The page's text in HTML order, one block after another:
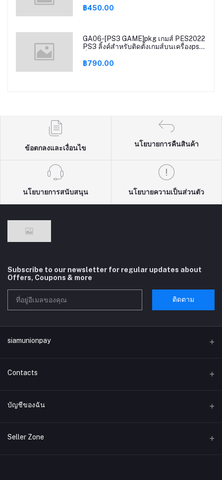
PS3 GAME
฿450.00
GA06-[PS3 GAME]pkg เกมส์ PES2022
PS3 ลิ้งค์สำหรับติดตั้งเกมส์บนเครื่องps3
Hen
฿790.00
ข้อตกลงและเงื่อนไข
นโยบายการคืนสินค้า
นโยบายการสนับสนุน นโยบายความเป็นส่วนตัว
Subscribe to our newsletter for regular updates about
Offers, Coupons & more
ติดตาม
siamunionpay
Contacts
ที่อยู่
โทรศัพท์
บัญชีของฉัน
เข้าสู่ระบบ
Seller Zone